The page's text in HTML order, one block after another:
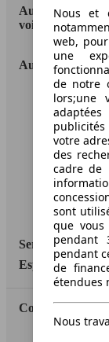
AutoScout24: la
voitures en
AutoScout24
A propos
Protection
Service
Espace Pro
Contact
Nous et
web,
une
de notre
lors;une
votre
des
cadre de
sont
que
pendant
pendant
de
étendues
Nous